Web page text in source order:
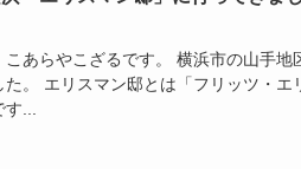
こあらやこざるです。 横浜市の山手地
た。 エリスマン邸とは「フリッツ・エ
...